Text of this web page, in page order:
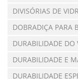
DIVISÓRIAS DE
DOBRADIÇA PARA
DURABILIDADE DO
DURABILIDADE E
DURABILIDADE